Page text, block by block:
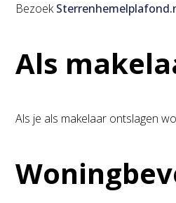
Bezoek
Als
Als je als makelaar ontslagen